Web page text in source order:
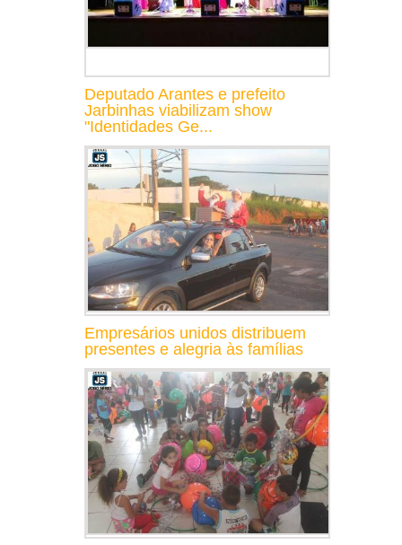
Deputado Arantes e prefeito
Jarbinhas viabilizam show
"Identidades Ge...
Empresários unidos distribuem
presentes e alegria às famílias